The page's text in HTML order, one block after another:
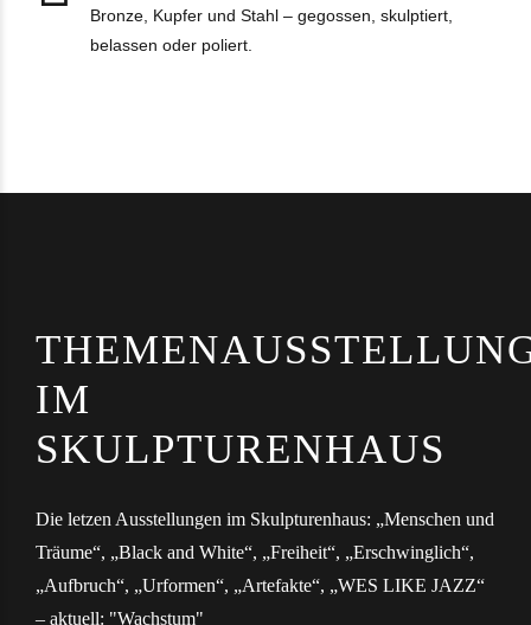
Bronze, Kupfer und Stahl – gegossen, skulptiert,
belassen oder poliert.
IM
SKULPTURENHAUS
Die letzen Ausstellungen im Skulpturenhaus: „Menschen und
Träume“, „Black and White“, „Freiheit“, „Erschwinglich“,
„Aufbruch“, „Urformen“, „Artefakte“, „WES LIKE JAZZ“
– aktuell: "Wachstum"